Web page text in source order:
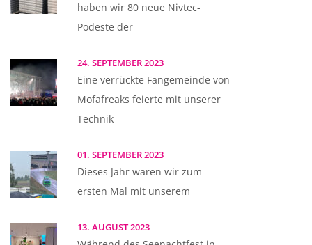
haben wir 80 neue Nivtec-
Podeste der
24. SEPTEMBER 2023
Eine verrückte Fangemeinde von
Mofafreaks feierte mit unserer
Technik
01. SEPTEMBER 2023
Dieses Jahr waren wir zum
ersten Mal mit unserem
13. AUGUST 2023